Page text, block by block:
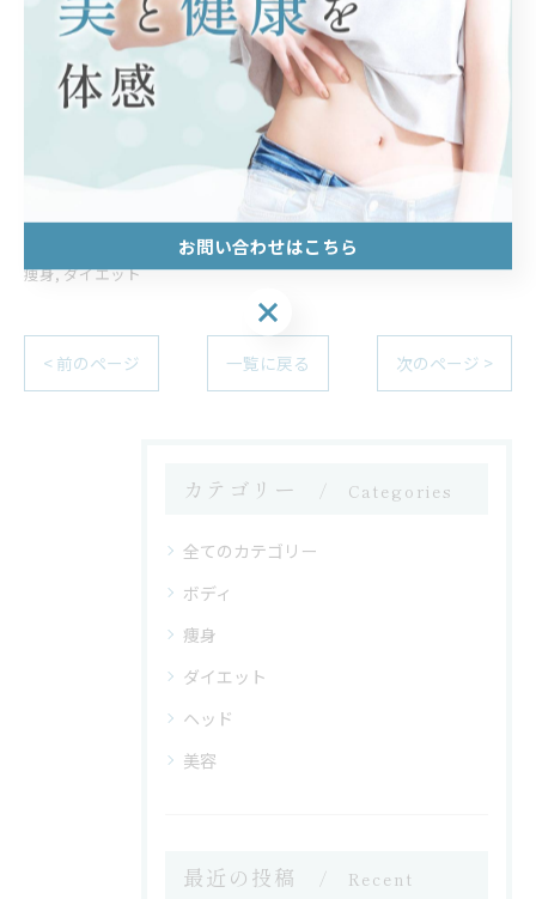
10:00〜OPEN✨
#市ヶ谷#ボディメイク#痩身#ダイエット
痩身の相談ができる新宿のエステ 新宿で継続できるダイ
痩身 ダイエット
< 前のページ 一覧に戻る 次のページ >
カテゴリー Categories
全てのカテゴリー
ボディ
痩身
ダイエット
ヘッド
美容
最近の投稿
Recent
お問い合わせはこちら
お問い合わせはこちら